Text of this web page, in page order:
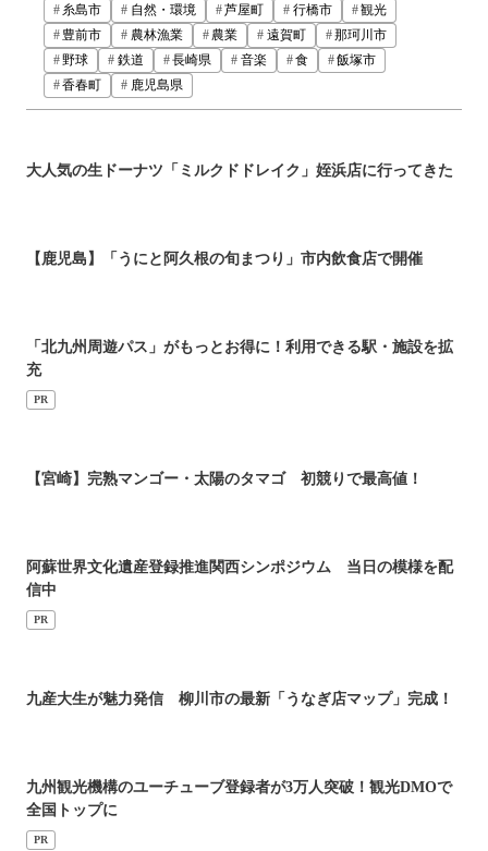
糸島市
自然・環境 芦屋町 行橋市
観光
豊前市
農林漁業 農業 遠賀町
那珂川市
野球
鉄道 長崎県 音楽 食
飯塚市
香春町
鹿児島県
大人気の生ドーナツ「ミルクドドレイク」姪浜店に行ってきた
【鹿児島】「うにと阿久根の旬まつり」市内飲食店で開催
「北九州周遊パス」がもっとお得に！利用できる駅・施設を拡
充
PR
【宮崎】完熟マンゴー・太陽のタマゴ 初競りで最高値！
阿蘇世界文化遺産登録推進関西シンポジウム 当日の模様を配
信中
PR
九産大生が魅力発信 柳川市の最新「うなぎ店マップ」完成！
九州観光機構のユーチューブ登録者が3万人突破！観光DMOで
全国トップに
PR